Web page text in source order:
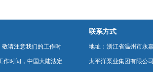
请注意我们的工作时
作时间，中国大陆法定
联系方式
地址：浙江省温州市永
太平洋泵业集团有限公